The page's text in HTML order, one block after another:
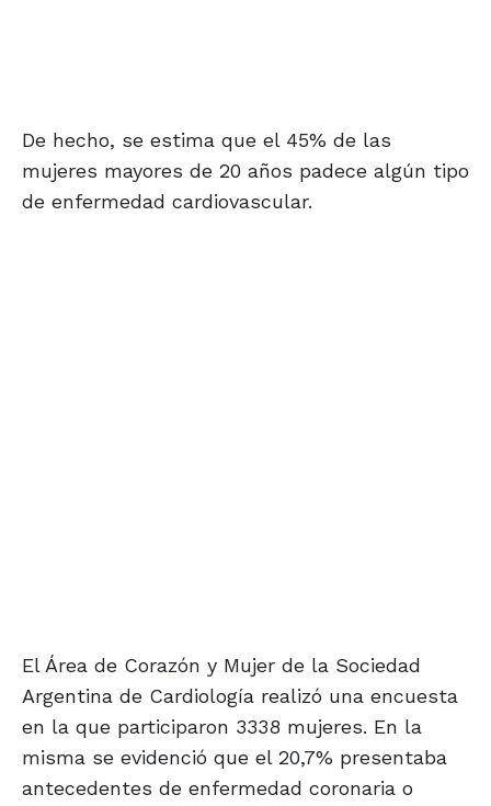
De hecho, se estima que el 45% de las
mujeres mayores de 20 años padece algún tipo
de enfermedad cardiovascular.
El Área de Corazón y Mujer de la Sociedad
Argentina de Cardiología realizó una encuesta
en la que participaron 3338 mujeres. En la
misma se evidenció que el 20,7% presentaba
antecedentes de enfermedad coronaria o